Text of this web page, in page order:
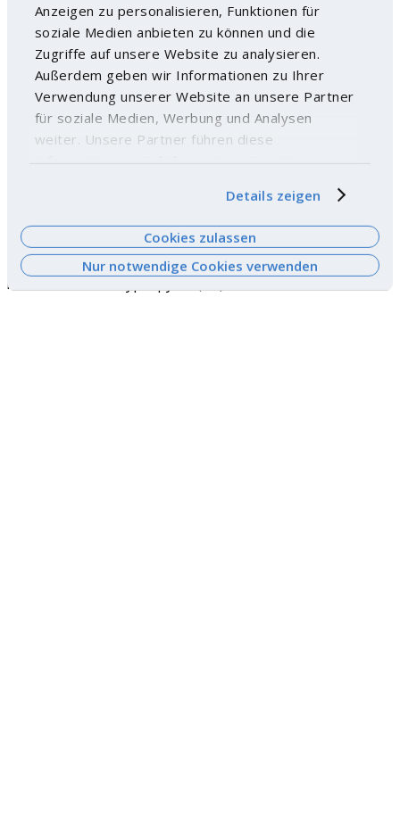
Anzeigen zu personalisieren, Funktionen für
soziale Medien anbieten zu können und die
Zugriffe auf unsere Website zu analysieren.
Außerdem geben wir Informationen zu Ihrer
Verwendung unserer Website an unsere Partner
für soziale Medien, Werbung und Analysen
weiter. Unsere Partner führen diese
Informationen möglicherweise mit weiteren
haben oder die sie im Rahmen Ihrer Nutzung der
Dienste gesammelt haben. Weitere
Informationen finden Siehier.
Details zeigen
Cookies zulassen
Nur notwendige Cookies verwenden
Maxi-Hocker - Polypropylen (PP)